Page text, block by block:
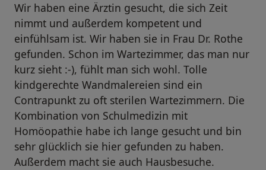
Wir haben eine Ärztin gesucht, die sich Zeit
nimmt und außerdem kompetent und
einfühlsam ist. Wir haben sie in Frau Dr. Rothe
gefunden. Schon im Wartezimmer, das man nur
kurz sieht :-), fühlt man sich wohl. Tolle
kindgerechte Wandmalereien sind ein
Contrapunkt zu oft sterilen Wartezimmern. Die
Kombination von Schulmedizin mit
Homöopathie habe ich lange gesucht und bin
sehr glücklich sie hier gefunden zu haben.
Außerdem macht sie auch Hausbesuche.